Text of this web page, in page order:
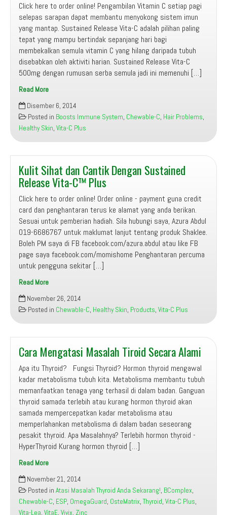
Click here to order online! Pengambilan Vitamin C setiap pagi
selepas sarapan dapat membantu menyokong sistem imun
yang mantap. Sustained Release Vita-C adalah pilihan paling
tepat yang mampu bertindak sepanjang hari bagi
membekalkan semula vitamin C yang hilang daripada tubuh
disebabkan oleh aktiviti harian. Sustained Release Vita-C
500mg dengan rumusan serba semula jadi ini memenuhi […]
Read More
Wanita
Perlukan…
VITAMIN
C
Disember 6, 2014
Posted in Boosts Immune System, Chewable-C, Hair Problems,
Healthy Skin, Vita-C Plus
Kulit Sihat dan Cantik Dengan Sustained
Release Vita-C™ Plus
Click here to order online! Order online - payment guna credit
card dan penghantaran terus ke alamat yang anda berikan.
Sesuai untuk pemberian hadiah. Sila hubungi saya, Azura Abdul
019-6686767 untuk maklumat lanjut tentang produk Shaklee.
Boleh PM saya di FB facebook.com/azura.abdul atau like FB
page saya facebook.com/momishome Penghantaran percuma
untuk pengguna sekitar […]
Read More
Kulit
Sihat
dan
Cantik
Dengan
Sustained
Release
Vita-
C™
Plus
November 26, 2014
Posted in Chewable-C, Healthy Skin, Products, Vita-C Plus
Cara Mengatasi Masalah Tiroid Secara Alami
Apa itu Thyroid? Fungsi Thyroid? Hormon thyroid mengawal
kadar metabolisma tubuh kita. Metabolisma membantu tubuh
memanfaatkan tenaga yang terhasil di dalam badan. Ganguan
thyroid samada terlebih atau kurang hormon thyroid akan
samada mempercepatkan kadar metabolisma atau
memperlahankan metabolisma di dalam badan seseorang
pesakit thyroid. Apa Masalahnya? Terlebih hormon thyroid -
HyperThyroid Kurang hormon thyroid […]
Read More
Cara
Mengatasi
Masalah
Tiroid
November 21, 2014
Posted in Atasi Masalah Thyroid Anda Sekarang!, BComplex,
Chewable-C, ESP, OmegaGuard, OsteMatrix,Thyroid, Vita-C Plus,
Vita-Lea, VitaE, Vivix, Zinc